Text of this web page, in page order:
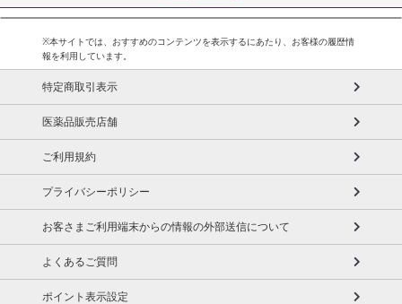
ページトップへ
特定商取引表示
医薬品販売店舗
ご利用規約
プライバシーポリシー